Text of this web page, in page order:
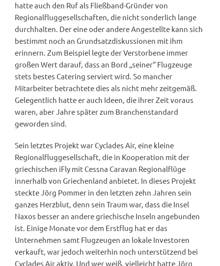
hatte auch den Ruf als Fließband-Gründer von
Regionalfluggesellschaften, die nicht sonderlich lange
durchhalten. Der eine oder andere Angestellte kann sich
bestimmt noch an Grundsatzdiskussionen mit ihm
erinnern. Zum Beispiel legte der Verstorbene immer
großen Wert darauf, dass an Bord „seiner“ Flugzeuge
stets bestes Catering serviert wird. So mancher
Mitarbeiter betrachtete dies als nicht mehr zeitgemäß.
Gelegentlich hatte er auch Ideen, die ihrer Zeit voraus
waren, aber Jahre später zum Branchenstandard
geworden sind.
Sein letztes Projekt war Cyclades Air, eine kleine
Regionalfluggesellschaft, die in Kooperation mit der
griechischen iFly mit Cessna Caravan Regionalflüge
innerhalb von Griechenland anbietet. In dieses Projekt
steckte Jörg Pommer in den letzten zehn Jahren sein
ganzes Herzblut, denn sein Traum war, dass die Insel
Naxos besser an andere griechische Inseln angebunden
ist. Einige Monate vor dem Erstflug hat er das
Unternehmen samt Flugzeugen an lokale Investoren
verkauft, war jedoch weiterhin noch unterstützend bei
Cyclades Air aktiv. Und wer weiß, vielleicht hatte Jörg